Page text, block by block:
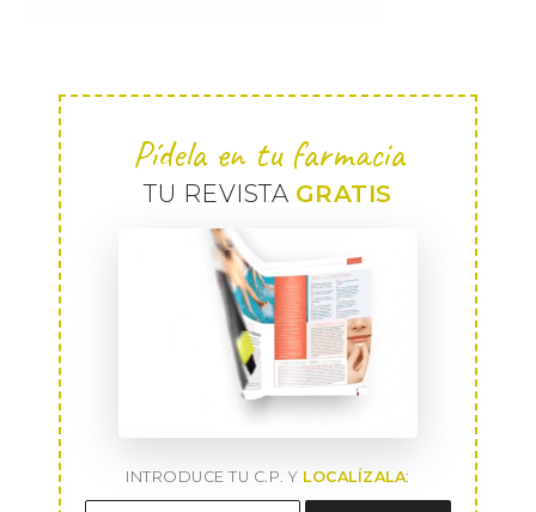
Pídela en tu farmacia
TU REVISTA GRATIS
INTRODUCE TU C.P. Y LOCALÍZALA: